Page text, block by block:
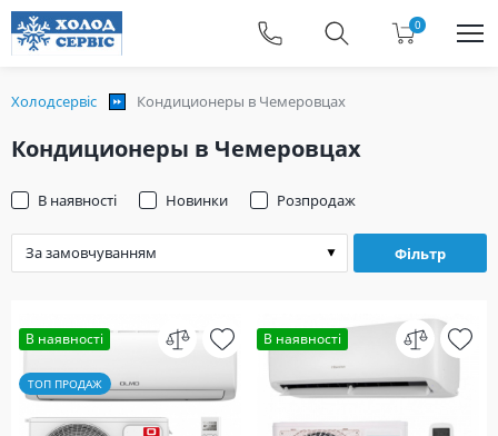
0
Холодсервіс Кондиционеры в Чемеровцах
Кондиционеры в Чемеровцах
Фільтр
В наявності Новинки Розпродаж
В наявності
ТОП ПРОДАЖ
В наявності